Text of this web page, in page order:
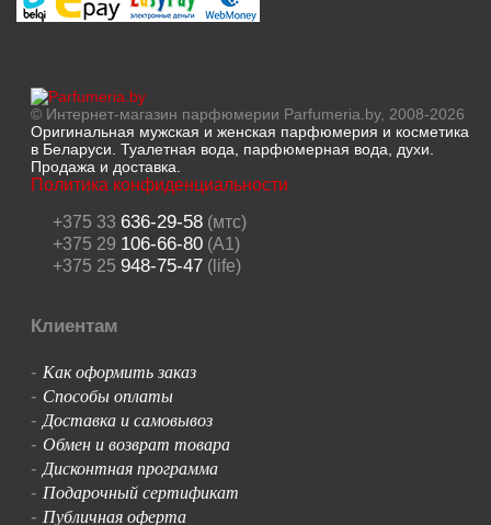
© Интернет-магазин парфюмерии Parfumeria.by, 2008-2026
Оригинальная мужская и женская парфюмерия и косметика
в Беларуси. Туалетная вода, парфюмерная вода, духи.
Продажа и доставка.
Политика конфиденциальности
+375 33 636-29-58(мтс)
+375 29 106-66-80(A1)
+375 25 948-75-47(life)
Клиентам
- Как оформить заказ
- Способы оплаты
-Доставка и самовывоз
- Обмен и возврат товара
-Дисконтная программа
- Подарочный сертификат
- Публичная оферта